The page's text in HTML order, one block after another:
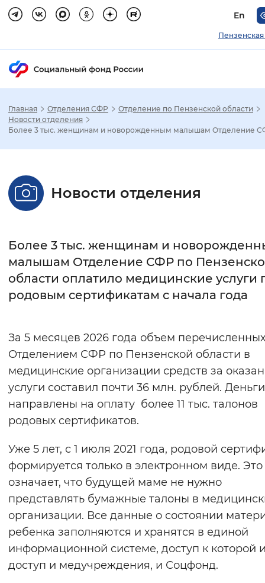
En
Пензенская
Настройка режима отображения
Стандартный Увеличенный
С засечками
Интервал между буквами
Цвет сайта
Синий фон
Изображения
Включены Выключены
Звуковой ассистент
Воспроизвести Остановить
Вернуть стандартные настройки
Главная Отделения СФР
Отделение по Пензенской области
Новости отделения
Более 3 тыс. женщинам и новорожденным малышам Отделение
Новости отделения
Более 3 тыс. женщинам и
малышам Отделение СФР по
области оплатило медицинские услуги
родовым сертификатам с начала года
За 5 месяцев 2026 года объем перечисленных
Отделением СФР по Пензенской области в
медицинские организации средств за
услуги составил почти 36 млн. рублей. Деньги
направлены на оплату более 11 тыс. талонов
родовых сертификатов.
Уже 5 лет, с 1 июля 2021 года, родовой
формируется только в электронном виде. Это
означает, что будущей маме не нужно
представлять бумажные талоны в
организации. Все данные о состоянии
ребенка заполняются и хранятся в единой
информационной системе, доступ к которой
доступ и медучреждения, и Соцфонд.